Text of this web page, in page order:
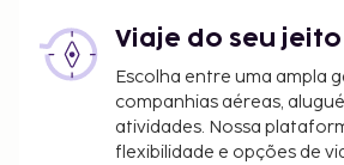
Viaje do seu jeito
Escolha entre uma ampla
companhias aéreas,
atividades. Nossa
flexibilidade e opções de